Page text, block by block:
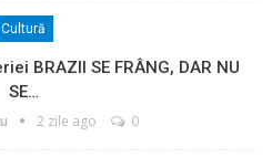
Cultură
BRAZII SE FRÂNG, DAR NU
SE…
2 zile ago 0